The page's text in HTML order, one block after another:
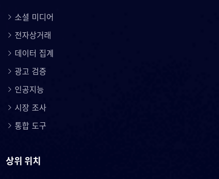
소셜 미디어
전자상거래
데이터 집계
광고 검증
인공지능
시장 조사
통합 도구
상위 위치